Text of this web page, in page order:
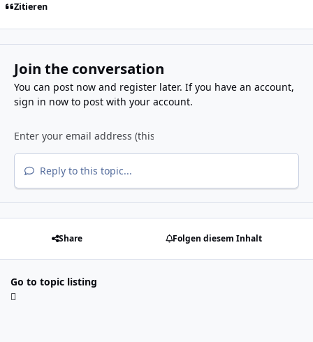
Zitieren
Join the conversation
You can post now and register later. If you have an account,
sign in nowto post with your account.
Reply to this topic...
Share Folgen diesem Inhalt
Go to topic listing